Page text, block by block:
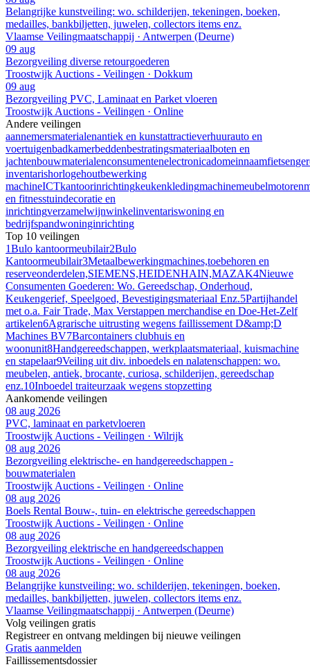
Belangrijke kunstveiling: wo. schilderijen, tekeningen, boeken,
medailles, bankbiljetten, juwelen, collectors items enz.
Vlaamse Veilingmaatschappij · Antwerpen (Deurne)
09 aug
Bezorgveiling diverse retourgoederen
Troostwijk Auctions - Veilingen · Dokkum
09 aug
Bezorgveiling PVC, Laminaat en Parket vloeren
Troostwijk Auctions - Veilingen · Online
Andere veilingen
aannemersmaterialenantiek en kunstattractieverhuurauto en
voertuigenbadkamerbeddenbestratingsmateriaalboten en
jachtenbouwmaterialenconsumentenelectronicadomeinnaamfietsen
inventarishorlogehoutbewerking
machineICTkantoorinrichtingkeukenkledingmachinemeubelmotoren
en fitnesstuindecoratie en
inrichtingverzamelwijnwinkelinventariswoning en
bedrijfspandwoninginrichting
Top 10 veilingen
1Bulo kantoormeubilair2Bulo
Kantoormeubilair3Metaalbewerkingmachines,toebehoren en
reserveonderdelen,SIEMENS,HEIDENHAIN,MAZAK4Nieuwe
Consumenten Goederen: Wo. Gereedschap, Onderhoud,
Keukengerief, Speelgoed, Bevestigingsmateriaal Enz.5Partijhandel
met o.a. Fair Trade, Max Verstappen merchandise en Doe-Het-Zelf
artikelen6Agrarische uitrusting wegens faillissement D&amp;D
Machines BV7Barcontainers clubhuis en
woonunit8Handgereedschappen, werkplaatsmateriaal, kuismachine
en stapelaar9Veiling uit div. inboedels en nalatenschappen: wo.
meubelen, antiek, brocante, curiosa, schilderijen, gereedschap
enz.10Inboedel traiteurzaak wegens stopzetting
Aankomende veilingen
08 aug 2026
PVC, laminaat en parketvloeren
Troostwijk Auctions - Veilingen · Wilrijk
08 aug 2026
Bezorgveiling elektrische- en handgereedschappen -
bouwmaterialen
Troostwijk Auctions - Veilingen · Online
08 aug 2026
Boels Rental Bouw-, tuin- en elektrische gereedschappen
Troostwijk Auctions - Veilingen · Online
08 aug 2026
Bezorgveiling elektrische en handgereedschappen
Troostwijk Auctions - Veilingen · Online
08 aug 2026
Belangrijke kunstveiling: wo. schilderijen, tekeningen, boeken,
medailles, bankbiljetten, juwelen, collectors items enz.
Vlaamse Veilingmaatschappij · Antwerpen (Deurne)
Volg veilingen gratis
Registreer en ontvang meldingen bij nieuwe veilingen
Gratis aanmelden
Faillissementsdossier